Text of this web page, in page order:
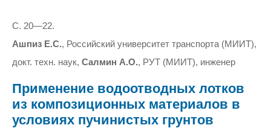
С. 20—22.
Ашпиз Е.С., Российский университет транспорта (МИИТ),
докт. техн. наук, Салмин А.О., РУТ (МИИТ), инженер
Применение водоотводных лотков
из композиционных материалов в
условиях пучинистых грунтов